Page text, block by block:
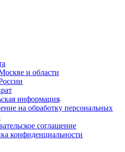
и области
информация
на обработку персональных
соглашение
конфиденциальности